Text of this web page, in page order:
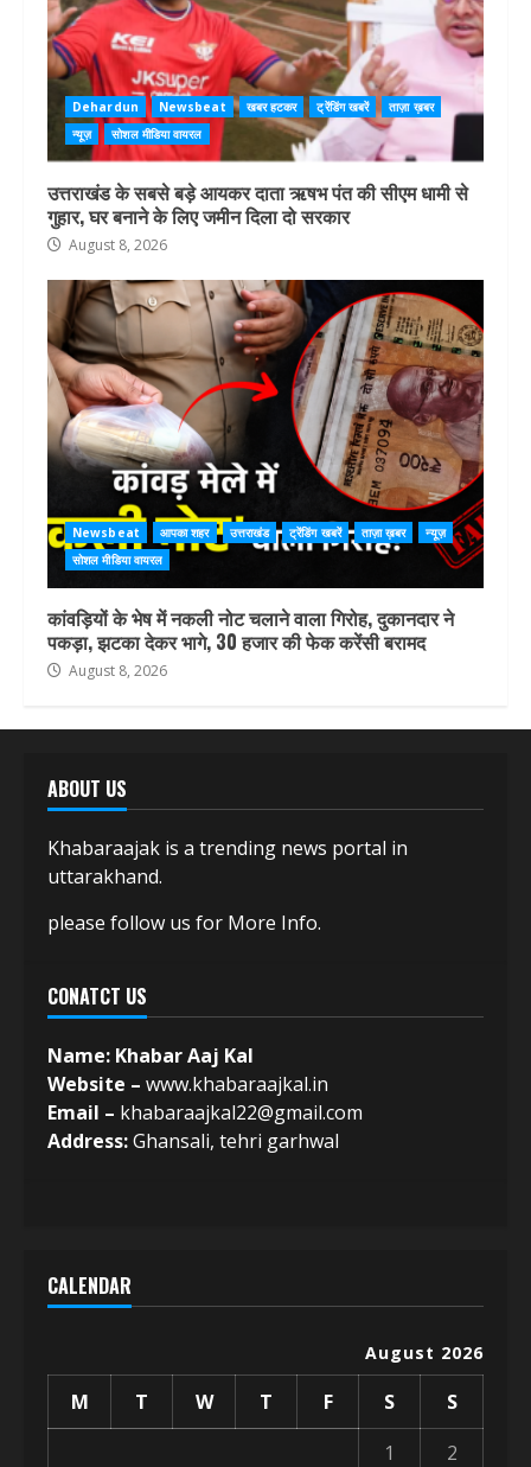
Dehardun Newsbeat खबर हटकर ट्रेंडिंग खबरें
ताज़ा ख़बर
न्यूज़
सोशल मीडिया वायरल
उत्तराखंड के सबसे बड़े आयकर दाता ऋषभ पंत की सीएम धामी से
गुहार, घर बनाने के लिए जमीन दिला दो सरकार
August 8, 2026
Newsbeat आपका शहर उत्तराखंड ट्रेंडिंग खबरें ताज़ा ख़बर
न्यूज़
सोशल मीडिया वायरल
कांवड़ियों के भेष में नकली नोट चलाने वाला गिरोह, दुकानदार ने
पकड़ा, झटका देकर भागे, 30 हजार की फेक करेंसी बरामद
August 8, 2026
ABOUT US
Khabaraajak is a trending news portal in
uttarakhand.
please follow us for More Info.
CONATCT US
Name: Khabar Aaj Kal
Website – www.khabaraajkal.in
Email – khabaraajkal22@gmail.com
Address:Ghansali, tehri garhwal
CALENDAR
August 2026
M T W T F S
S
1
2